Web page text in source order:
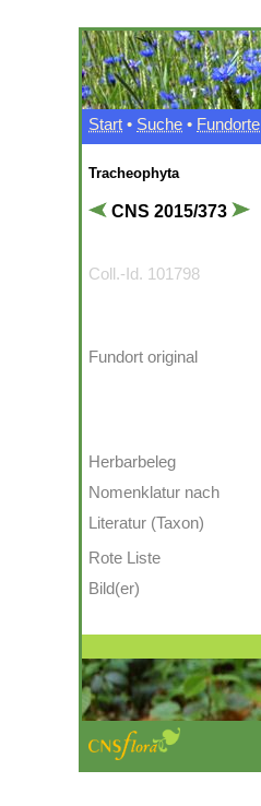
Start • Suche • Fundorte
Tracheophyta
CNS 2015/373
Coll.-Id. 101798
Fundort original
Herbarbeleg
Nomenklatur nach
Literatur (Taxon)
Rote Liste
Bild(er)